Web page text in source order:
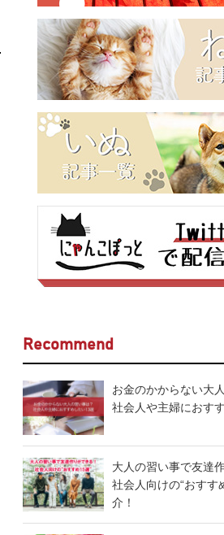
Recommend
お金のかからない大
社会人や主婦におす
大人の習い事で友達
社会人向けの“おすす
介！